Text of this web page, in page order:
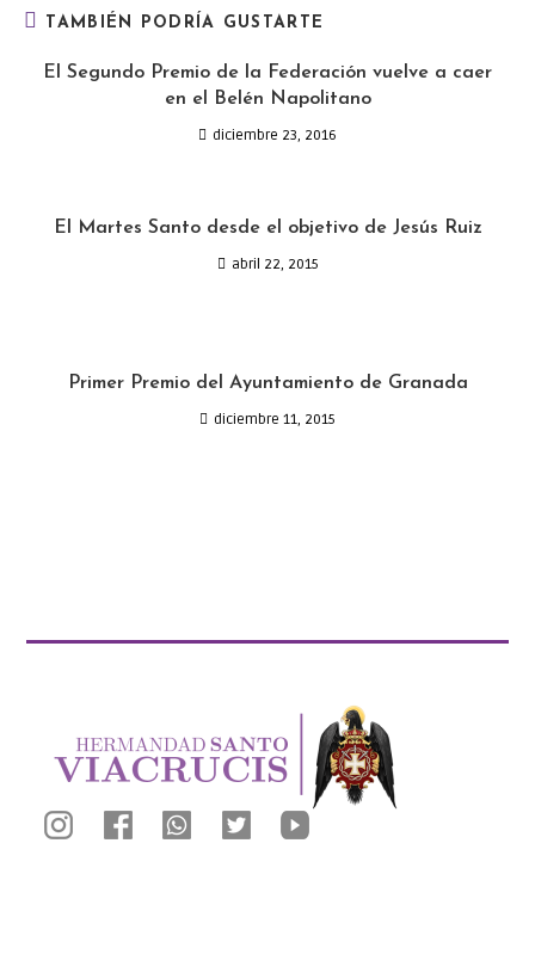
TAMBIÉN PODRÍA GUSTARTE
El Segundo Premio de la Federación vuelve a caer
en el Belén Napolitano
diciembre 23, 2016
El Martes Santo desde el objetivo de Jesús Ruiz
abril 22, 2015
Primer Premio del Ayuntamiento de Granada
diciembre 11, 2015